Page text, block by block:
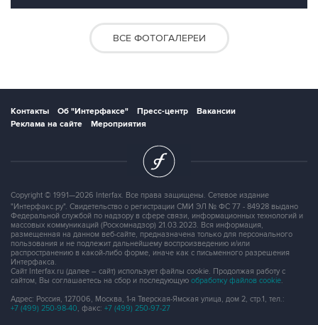
ВСЕ ФОТОГАЛЕРЕИ
Контакты Об "Интерфаксе" Пресс-центр
Вакансии
Реклама на сайте
Мероприятия
Copyright © 1991—2026 Interfax. Все права защищены. Сетевое издание
"Интерфакс.ру". Свидетельство о регистрации СМИ ЭЛ № ФС 77 - 84928 выдано
Федеральной службой по надзору в сфере связи, информационных технологий и
массовых коммуникаций (Роскомнадзор) 21.03.2023. Вся информация,
размещенная на данном веб-сайте, предназначена только для персонального
пользования и не подлежит дальнейшему воспроизведению и/или
распространению в какой-либо форме, иначе как с письменного разрешения
Интерфакса.
Сайт Interfax.ru (далее – сайт) использует файлы cookie. Продолжая работу с
сайтом, Вы соглашаетесь на сбор и последующую обработку файлов cookie.
Адрес: Россия, 127006, Москва, 1-я Тверская-Ямская улица, дом 2, стр.1, тел.:
+7 (499) 250-98-40, факс: +7 (499) 250-97-27